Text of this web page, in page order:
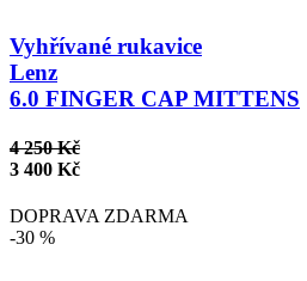
Vyhřívané rukavice
Lenz
6.0 FINGER CAP MITTENS
4 250 Kč
3 400 Kč
DOPRAVA ZDARMA
-30 %